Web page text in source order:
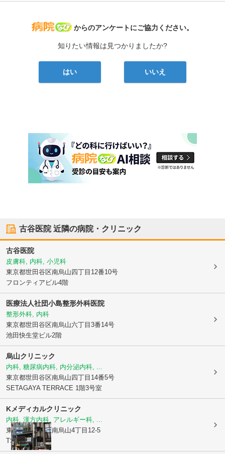
病院なび
からのアンケートにご協力ください。
知りたい情報は見つかりましたか?
はい いいえ
古谷医院近隣の病院・クリニック
古谷医院
皮膚科, 内科, 小児科
東京都世田谷区南烏山四丁目12番10号
フロンティアビル4階
医療法人社団小島整形外科医院
整形外科, 内科
東京都世田谷区南烏山六丁目3番14号
池田快生堂ビル2階
烏山クリニック
内科, 糖尿病内科, 内分泌内科, ...
東京都世田谷区南烏山四丁目14番5号
SETAGAYA TERRACE 1階3号室
Kメディカルクリニック
内科, 漢方内科, アレルギー科, ...
東京都世田谷区南烏山4丁目12-5
TS烏山ビル3F